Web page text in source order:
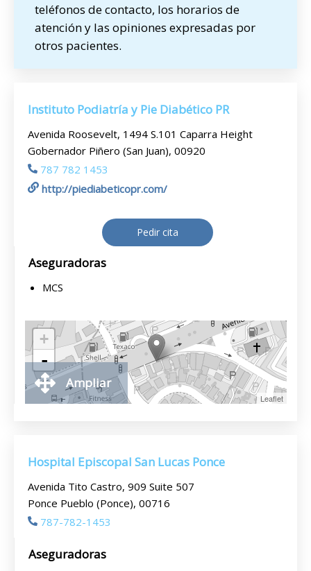
teléfonos de contacto, los horarios de
atención y las opiniones expresadas por
otros pacientes.
Instituto Podiatría y Pie Diabético PR
Avenida Roosevelt, 1494 S.101 Caparra Height
Gobernador Piñero (San Juan), 00920
787 782 1453
http://piediabeticopr.com/
Pedir cita
Aseguradoras
MCS
+
-
Leaflet
Ampliar
Hospital Episcopal San Lucas Ponce
Avenida Tito Castro, 909 Suite 507
Ponce Pueblo (Ponce), 00716
787-782-1453
Aseguradoras